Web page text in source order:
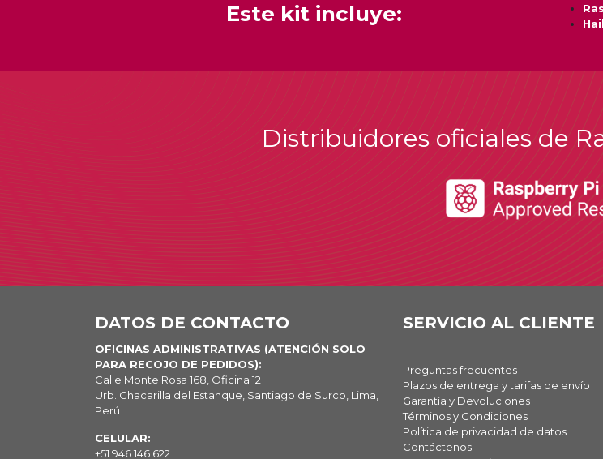
Este kit incluye:
Distribuidores oficiales de
DATOS DE CONTACTO
OFICINAS ADMINISTRATIVAS (ATENCIÓN SOLO
PARA RECOJO DE PEDIDOS):
Calle Monte Rosa 168, Oficina 12
Urb. Chacarilla del Estanque, Santiago de Surco, Lima,
Perú
CELULAR:
+51 946 146 622
SERVICIO AL CLIENTE
Preguntas frecuentes
Plazos de entrega y tarifas de envío
Garantía y Devoluciones
Términos y Condiciones
Política de privacidad de datos
Contáctenos